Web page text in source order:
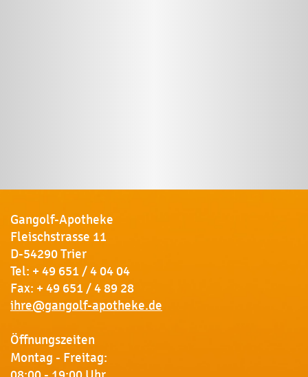
Gangolf-Apotheke
Fleischstrasse 11
D-54290 Trier
Tel: + 49 651 / 4 04 04
Fax: + 49 651 / 4 89 28
ihre@gangolf-apotheke.de
Öffnungszeiten
Montag - Freitag: